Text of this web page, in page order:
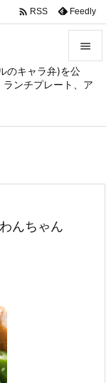
のキャラ弁)を公
ンチプレート、ア


メニュ
サイド

 RSS Feedly
んちゃん